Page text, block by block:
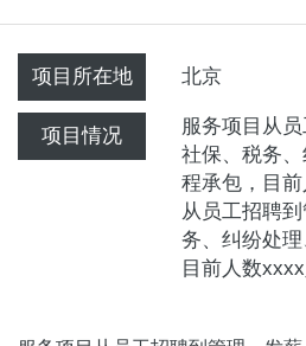
项目所在地 北京
项目情况
服务项目从员
社保、税务
程承包，目
从员工招聘
务、纠纷处理
目前人数xxxx